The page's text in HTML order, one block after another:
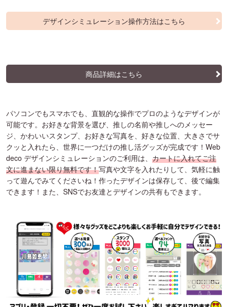
デザインシミュレーション操作方法はこちら
商品詳細はこちら
パソコンでもスマホでも、直観的な操作でプロのようなデザインが
可能です。お好きな背景を選び、推しの名前や推しへのメッセー
ジ、かわいいスタンプ、お好きな写真を、好きな位置、大きさでサ
クッと入れたら、世界に一つだけの推し活グッズが完成です！Web
deco デザインシミュレーションのご利用は、 カートに入れてご注
文に進まない限り無料です！写真や文字を入れたりして、気軽に触
って遊んでみてくださいね！作ったデザインは保存して、後で編集
できます！また、SNSでお友達とデザインの共有もできます。